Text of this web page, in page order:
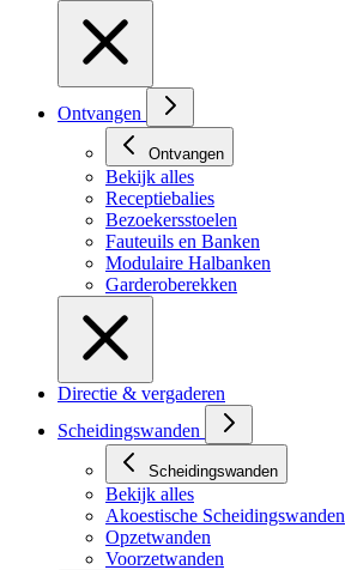
Ontvangen
Ontvangen
Bekijk alles
Receptiebalies
Bezoekersstoelen
Fauteuils en Banken
Modulaire Halbanken
Garderoberekken
Directie & vergaderen
Scheidingswanden
Scheidingswanden
Bekijk alles
Akoestische Scheidingswanden
Opzetwanden
Voorzetwanden